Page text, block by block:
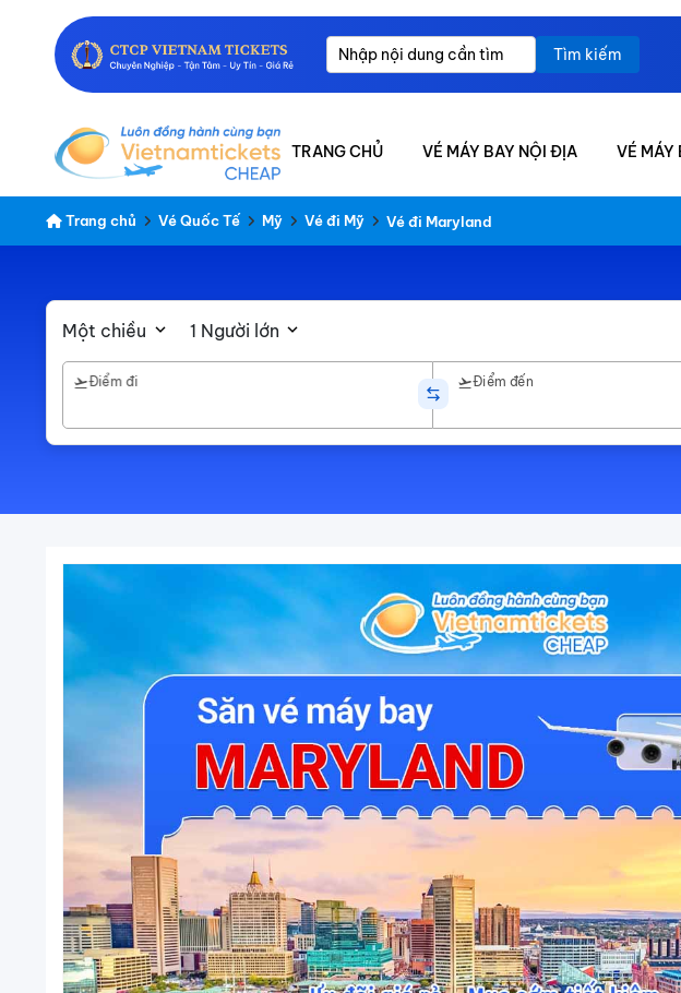
Tìm kiếm
TRANG CHỦ VÉ MÁY BAY NỘI ĐỊA VÉ MÁY
Trang chủ Vé Quốc Tế Mỹ Vé đi Mỹ Vé đi Maryland
Một chiều 1 Người lớn
Điểm đi Điểm đến